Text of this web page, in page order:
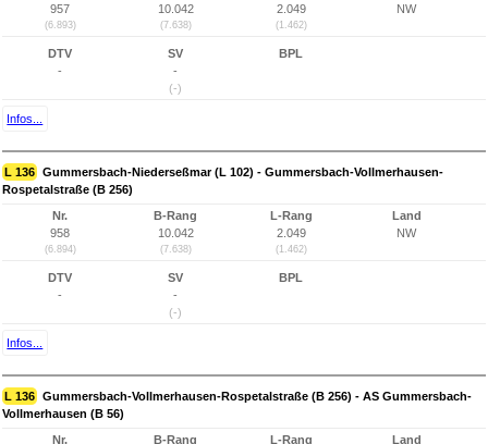
957
(6.893)
10.042
(7.638)
2.049
(1.462)
NW
DTV
-
SV
-
(-)
BPL
Infos...
L 136 Gummersbach-Niederseßmar (L 102) - Gummersbach-Vollmerhausen-
Rospetalstraße (B 256)
Nr.
958
(6.894)
B-Rang
10.042
(7.638)
L-Rang
2.049
(1.462)
Land
NW
DTV
-
SV
-
(-)
BPL
Infos...
L 136 Gummersbach-Vollmerhausen-Rospetalstraße (B 256) - AS Gummersbach-
Vollmerhausen (B 56)
Nr.
B-Rang
L-Rang
Land